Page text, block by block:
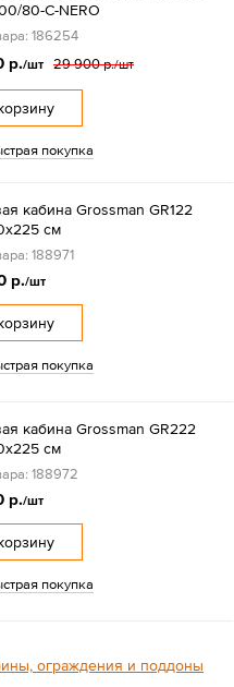
80-C-NERO
186254
р./шт 29 900 р./шт
покупка
кабина Grossman GR122
см
188971
р./шт
покупка
кабина Grossman GR222
см
188972
р./шт
покупка
ограждения и поддоны